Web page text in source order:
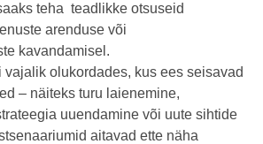
teha teadlikke otsuseid
arenduse või
kavandamisel.
vajalik olukordades, kus ees seisavad
– näiteks turu laienemine,
uuendamine või uute sihtide
aitavad ette näha